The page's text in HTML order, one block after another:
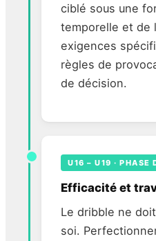
ciblé sous une
temporelle et de
exigences
règles de
de décision.
U16 – U19 · PHASE
Efficacité et
Le dribble ne
soi.